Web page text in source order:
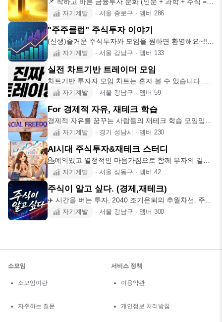
융합🔮)자기계발 ∙ 서울 종로구 ∙ 멤버 286
"주주클럽" 주식투자 이야기
(신생)즐거운 주식투자와 모임을 원하면 환영해요~!!
저희 모임은 매
자기계발 ∙ 서울 강남구 ∙ 멤버 133
실전 차트기반 트레이더 모임
차트기반 투자자 모임 차트는 혼자 볼 수 있습니다. 하
지만 매매는 혼자
자기계발 ∙ 서울 강남구 ∙ 멤버 59
For 경제적 자유, 재테크 학습
경제적 자유를 꿈꾸는 사람들의 재테크 학습 모임입니
다 주식, 부동산,
자기계발 ∙ 경기 성남시 ∙ 멤버 230
AI시대 주식투자&재테크 스터디
💁예의있고 열정적인 마음가짐으로 함께 부자의 길로
향해갈 꾸준히 공부하실
자기계발 ∙ 서울 성동구 ∙ 멤버 42
주식이 알고 싶다. (경제,재테크)
✈️ 시간을 버는 투자, 2040 조기은퇴의 추월차선. 주식
이 알고자기계발 ∙ 서울 강남구 ∙ 멤버 300
소모임
소모임이란
자주하는 질문
서비스 정책
이용약관
개인정보 처리방침